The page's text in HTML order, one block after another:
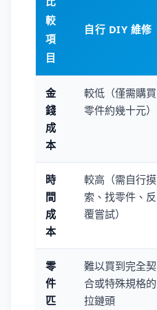
較
項
目
自行 DIY 維修
金
錢
成
本
較低（僅需購買
零件約幾十元）
時
間
成
本
較高（需自行摸
索、找零件、反
覆嘗試）
零
件
匹
難以買到完全契
合或特殊規格的
拉鏈頭